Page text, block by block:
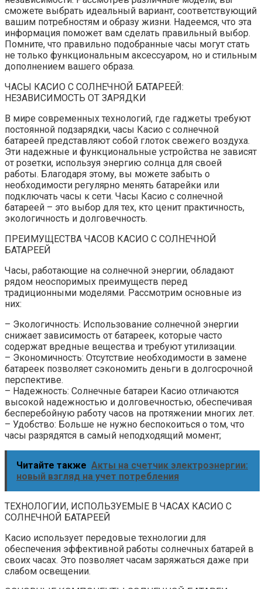
сможете выбрать идеальный вариант, соответствующий
вашим потребностям и образу жизни. Надеемся, что эта
информация поможет вам сделать правильный выбор.
Помните, что правильно подобранные часы могут стать
не только функциональным аксессуаром, но и стильным
дополнением вашего образа.
ЧАСЫ КАСИО С СОЛНЕЧНОЙ БАТАРЕЕЙ:
НЕЗАВИСИМОСТЬ ОТ ЗАРЯДКИ
В мире современных технологий, где гаджеты требуют
постоянной подзарядки, часы Касио с солнечной
батареей представляют собой глоток свежего воздуха.
Эти надежные и функциональные устройства не зависят
от розетки, используя энергию солнца для своей
работы. Благодаря этому, вы можете забыть о
необходимости регулярно менять батарейки или
подключать часы к сети. Часы Касио с солнечной
батареей – это выбор для тех, кто ценит практичность,
экологичность и долговечность.
ПРЕИМУЩЕСТВА ЧАСОВ КАСИО С СОЛНЕЧНОЙ
БАТАРЕЕЙ
Часы, работающие на солнечной энергии, обладают
рядом неоспоримых преимуществ перед
традиционными моделями. Рассмотрим основные из
них:
– Экологичность: Использование солнечной энергии
снижает зависимость от батареек, которые часто
содержат вредные вещества и требуют утилизации.
– Экономичность: Отсутствие необходимости в замене
батареек позволяет сэкономить деньги в долгосрочной
перспективе.
– Надежность: Солнечные батареи Касио отличаются
высокой надежностью и долговечностью, обеспечивая
бесперебойную работу часов на протяжении многих лет.
– Удобство: Больше не нужно беспокоиться о том, что
часы разрядятся в самый неподходящий момент;
Читайте также Акты на счетчик электроэнергии:
новый взгляд на учет потребления
ТЕХНОЛОГИИ, ИСПОЛЬЗУЕМЫЕ В ЧАСАХ КАСИО С
СОЛНЕЧНОЙ БАТАРЕЕЙ
Касио использует передовые технологии для
обеспечения эффективной работы солнечных батарей в
своих часах. Это позволяет часам заряжаться даже при
слабом освещении.